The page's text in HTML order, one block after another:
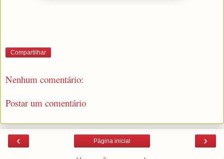
Compartilhar
Nenhum comentário:
Postar um comentário
‹ ›
Página inicial